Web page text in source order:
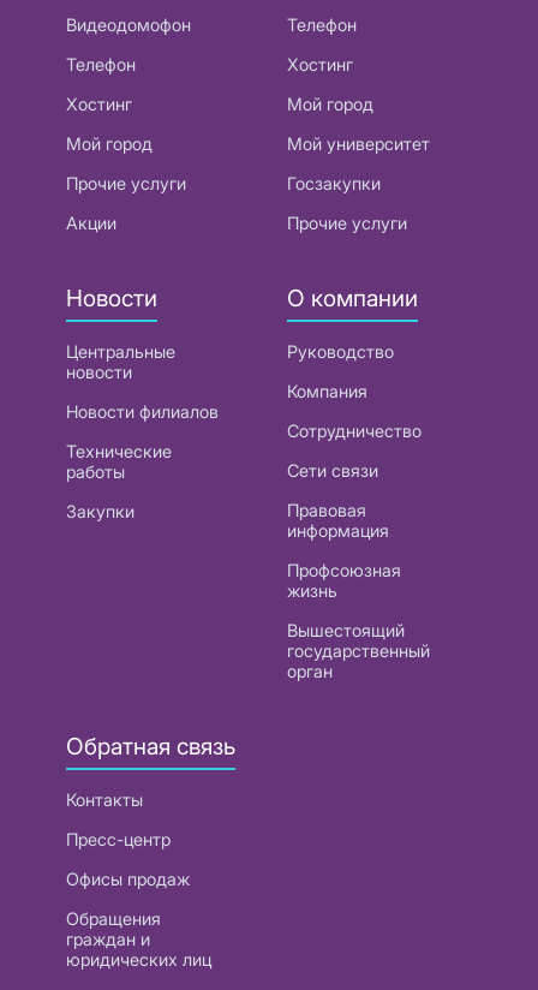
Видеодомофон
Телефон
Хостинг
Мой город
Прочие услуги
Акции
Телефон
Хостинг
Мой город
Мой университет
Госзакупки
Прочие услуги
Новости
Центральные
новости
Новости филиалов
Технические
работы
Закупки
О компании
Руководство
Компания
Сотрудничество
Сети связи
Правовая
информация
Профсоюзная
жизнь
Вышестоящий
государственный
орган
Обратная связь
Контакты
Пресс-центр
Офисы продаж
Обращения
граждан и
юридических лиц